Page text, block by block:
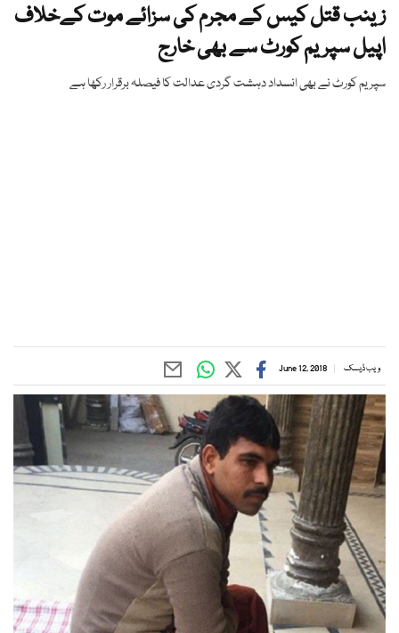
زینب قتل کیس کے مجرم کی سزائے موت کےخلاف
اپیل سپریم کورٹ سے بھی خارج
سپریم کورٹ نے بھی انسداد دہشت گردی عدالت کا فیصلہ برقرار رکھا ہے
ویب ڈیسک June 12, 2018